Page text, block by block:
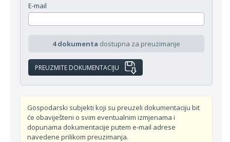
E-mail
4 dokumenta dostupna za preuzimanje
Gospodarski subjekti koji su preuzeli dokumentaciju bit
će obaviješteni o svim eventualnim izmjenama i
dopunama dokumentacije putem e-mail adrese
navedene prilikom preuzimanja.